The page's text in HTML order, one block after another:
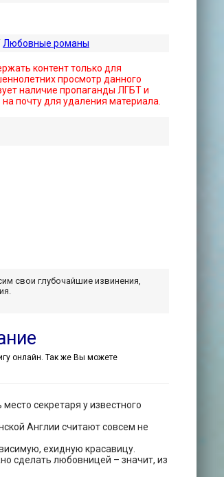
Любовные романы
контент только для
просмотр данного
наличие пропаганды ЛГБТ и
почту для удаления материала.
свои глубочайшие извинения,
онлайн. Так же Вы можете
секретаря у известного
Англии считают совсем не
ехидную красавицу.
сделать любовницей – значит, из